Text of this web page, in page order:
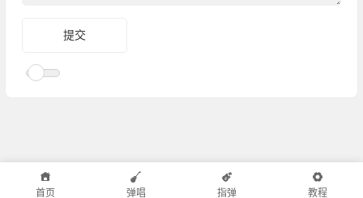
首页 弹唱 指弹 教程